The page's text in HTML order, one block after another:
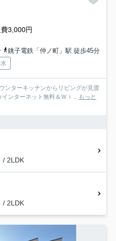
3,000円
銚子電鉄「仲ノ町」駅 徒歩45分
ンターキッチンからリビングが見渡
ンターネット無料＆Ｗｉ... もっと
/ 2LDK
/ 2LDK